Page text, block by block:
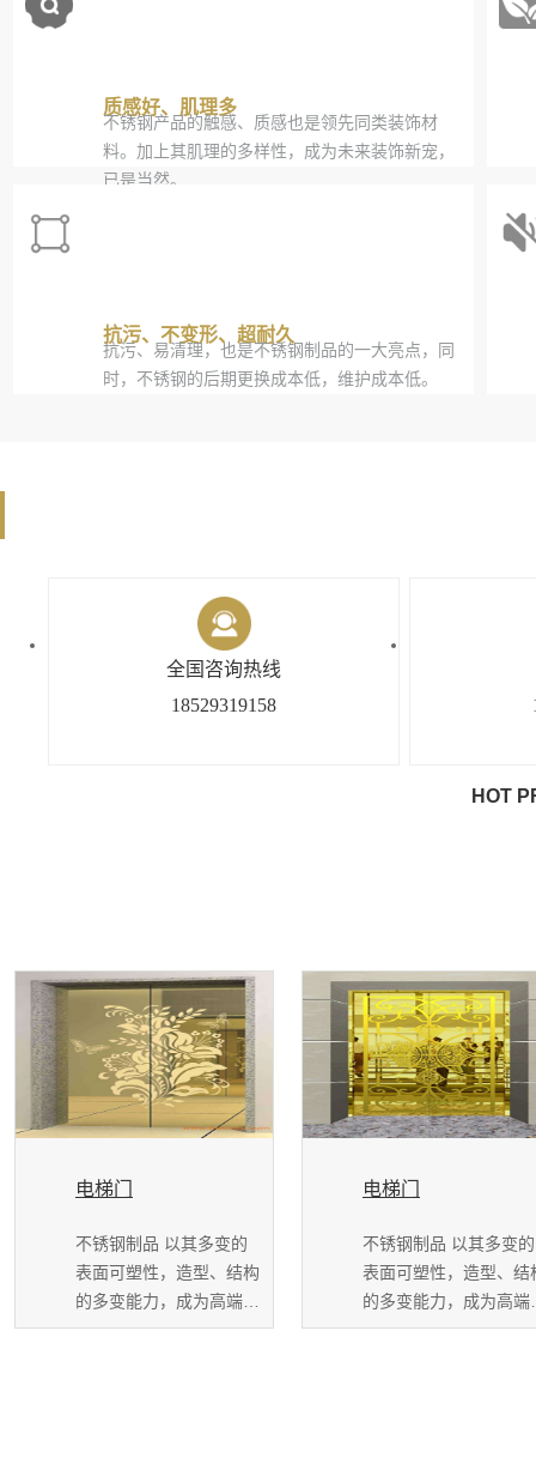
质感好、肌理多
不锈钢产品的触感、质感也是领先同类装饰材
料。加上其肌理的多样性，成为未来装饰新宠，
已是当然。
抗污、不变形、超耐久
抗污、易清理，也是不锈钢制品的一大亮点，同
时，不锈钢的后期更换成本低，维护成本低。
全国咨询热线
18529319158
HOT
电梯门
不锈钢制品 以其多变的
表面可塑性，造型、结构
的多变能力，成为高端装
饰的新宠，并且历...
电梯门
不锈钢制品 以其多变的
表面可塑性，造型、结
的多变能力，成为高端
饰的新宠，并且历...